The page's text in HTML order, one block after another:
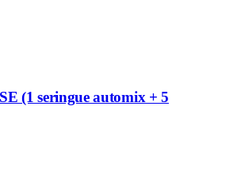
(1 seringue automix + 5